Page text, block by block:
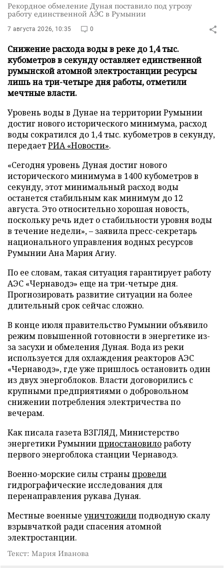
Рекордное обмеление Дуная поставило под угрозу
работу единственной АЭС в Румынии
7 августа 2026, 10:35 0
Снижение расхода воды в реке до 1,4 тыс.
кубометров в секунду оставляет единственной
румынской атомной электростанции ресурсы
лишь на три-четыре дня работы, отметили
мечтные власти.
Уровень воды в Дунае на территории Румынии
достиг нового исторического минимума, расход
воды сократился до 1,4 тыс. кубометров в секунду,
передаетРИА «Новости».
«Сегодня уровень Дуная достиг нового
исторического минимума в 1400 кубометров в
секунду, этот минимальный расход воды
останется стабильным как минимум до 12
августа. Это относительно хорошая новость,
поскольку речь идет о стабильности уровня воды
в течение недели», – заявила пресс-секретарь
национального управления водных ресурсов
Румынии Ана Мария Агиу.
По ее словам, такая ситуация гарантирует работу
АЭС «Чернаводэ» еще на три-четыре дня.
Прогнозировать развитие ситуации на более
длительный срок сейчас сложно.
В конце июля правительство Румынии объявило
режим повышенной готовности в энергетике из-
за засухи и обмеления Дуная. Вода из реки
используется для охлаждения реакторов АЭС
«Чернаводэ», где уже пришлось остановить один
из двух энергоблоков. Власти договорились с
крупными предприятиями о добровольном
снижении потребления электричества по
вечерам.
Как писала газета ВЗГЛЯД, Министерство
энергетики Румынииприостановилоработу
первого энергоблока станции Чернаводэ.
Военно-морские силы страныпровели
гидрографические исследования для
перенаправления рукава Дуная.
Местные военные уничтожилиподводную скалу
взрывчаткой ради спасения атомной
электростанции.
Текст: Мария Иванова